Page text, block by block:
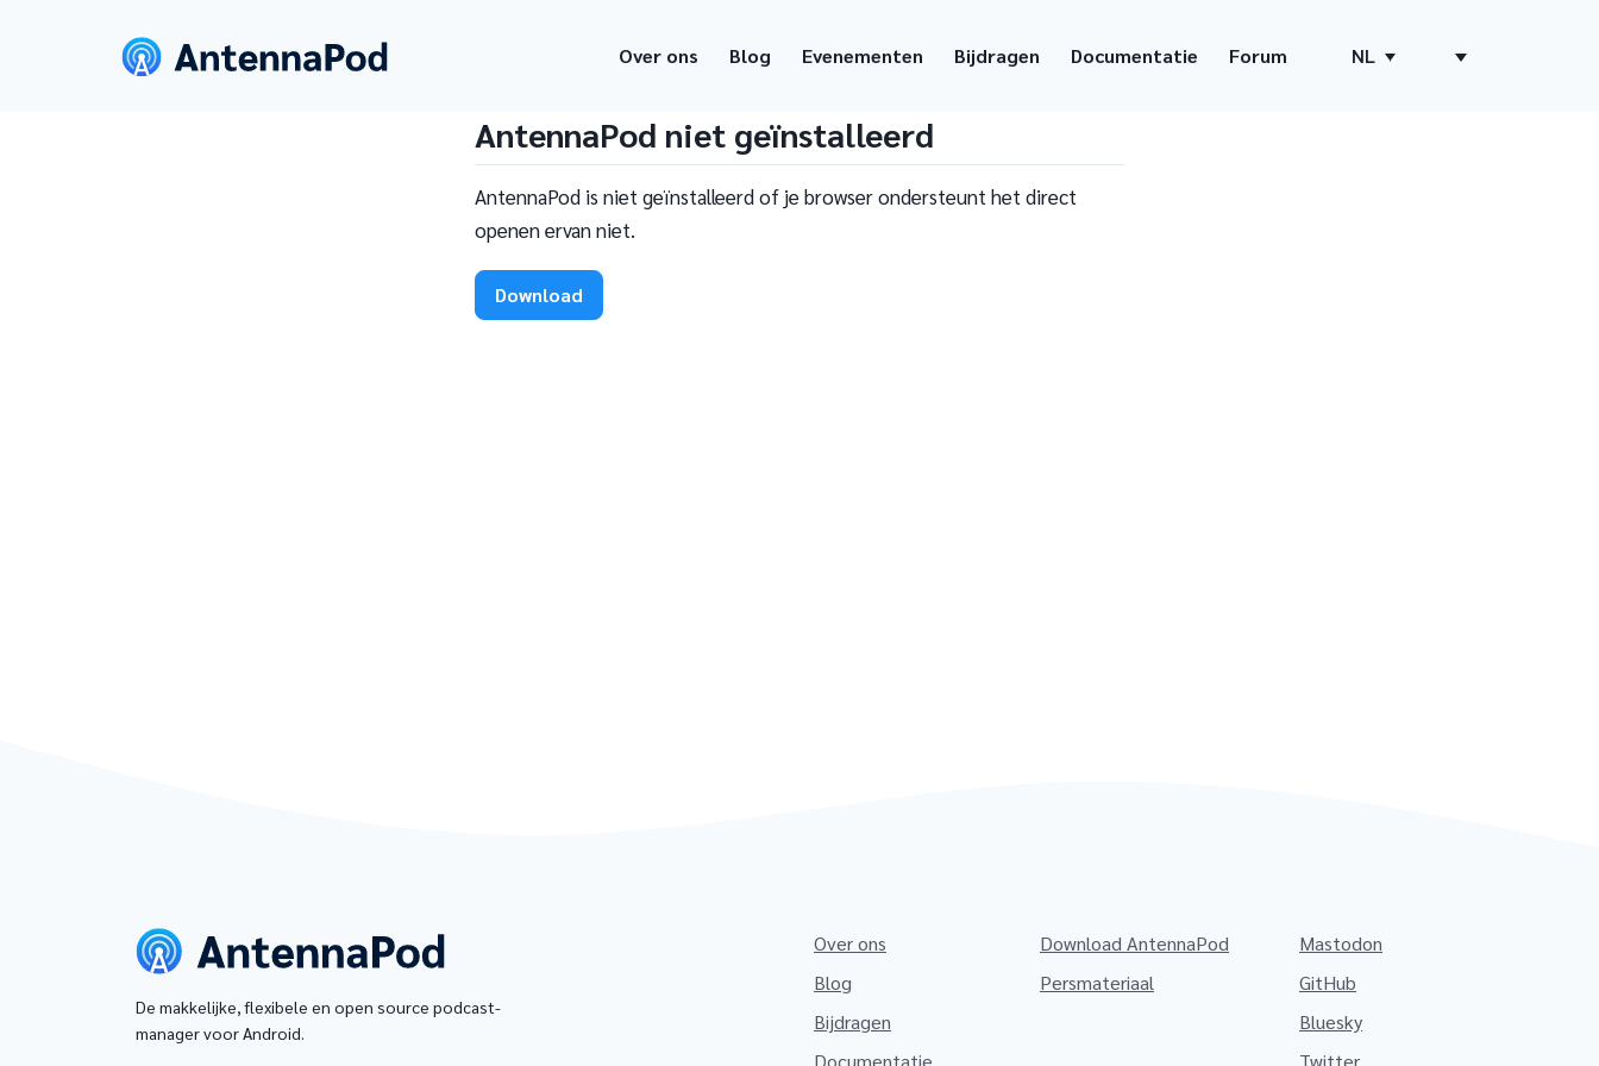
Over ons Blog Evenementen Bijdragen Documentatie Forum NL
AntennaPod niet geïnstalleerd
AntennaPod is niet geïnstalleerd of je browser ondersteunt het direct
openen ervan niet.
Download
De makkelijke, flexibele en open source podcast-
manager voor Android.
Over ons
Blog
Bijdragen
Documentatie
Download AntennaPod
Persmateriaal
Mastodon
GitHub
Bluesky
Twitter